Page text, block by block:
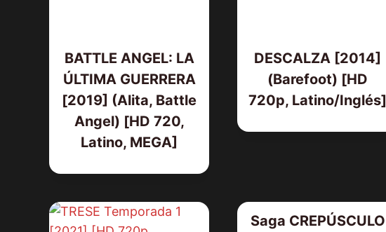
BATTLE ANGEL: LA
ÚLTIMA GUERRERA
[2019] (Alita, Battle
Angel) [HD 720,
Latino, MEGA]
DESCALZA [2014]
(Barefoot) [HD
720p, Latino/Inglés]
Saga CREPÚSCULO